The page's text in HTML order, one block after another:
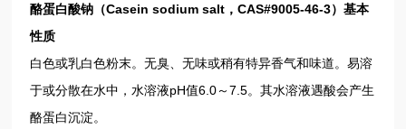
酪蛋白酸钠 （Casein sodium salt，CAS#9005-46-3）基本
性质
白色或乳白色粉末。无臭、无味或稍有特异香气和味道。易溶
于或分散在水中，水溶液pH值6.0～7.5。其水溶液遇酸会产生
酪蛋白沉淀。